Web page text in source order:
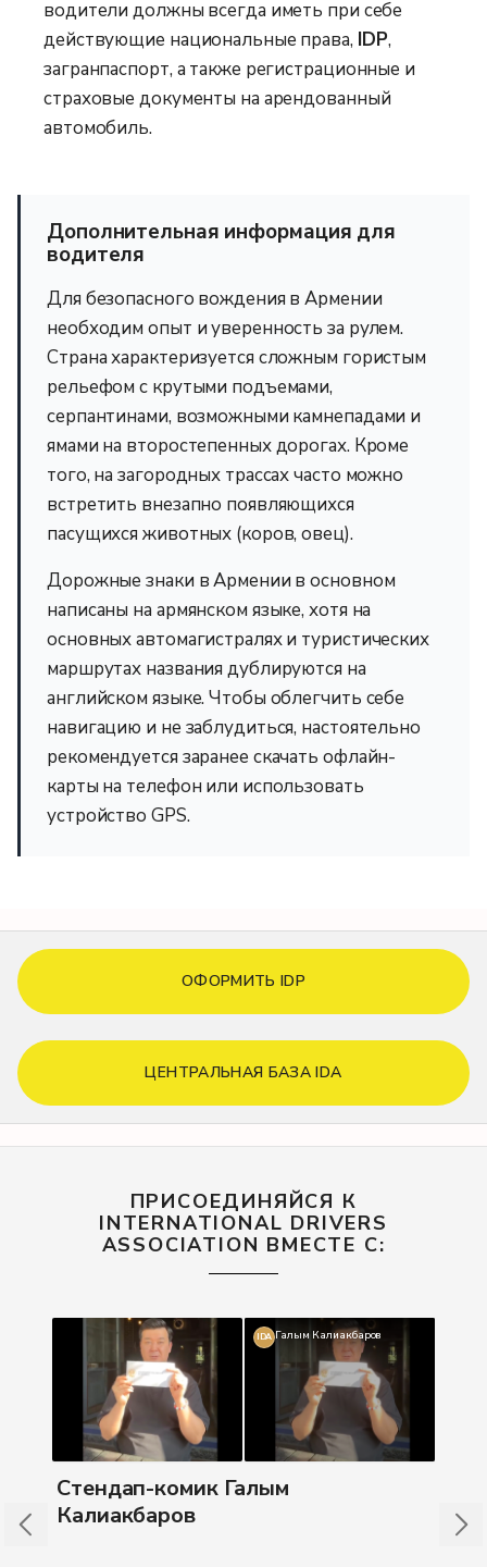
водители должны всегда иметь при себе
действующие национальные права, IDP,
загранпаспорт, а также регистрационные и
страховые документы на арендованный
автомобиль.
Дополнительная информация для
водителя
Для безопасного вождения в Армении
необходим опыт и уверенность за рулем.
Страна характеризуется сложным гористым
рельефом с крутыми подъемами,
серпантинами, возможными камнепадами и
ямами на второстепенных дорогах. Кроме
того, на загородных трассах часто можно
встретить внезапно появляющихся
пасущихся животных (коров, овец).
Дорожные знаки в Армении в основном
написаны на армянском языке, хотя на
основных автомагистралях и туристических
маршрутах названия дублируются на
английском языке. Чтобы облегчить себе
навигацию и не заблудиться, настоятельно
рекомендуется заранее скачать офлайн-
карты на телефон или использовать
устройство GPS.
ОФОРМИТЬ IDP
ЦЕНТРАЛЬНАЯ БАЗА IDA
ПРИСОЕДИНЯЙСЯ К
INTERNATIONAL DRIVERS
ASSOCIATION ВМЕСТЕ С:
IDA Галым Калиакбаров
Стендап-комик Галым
Калиакбаров